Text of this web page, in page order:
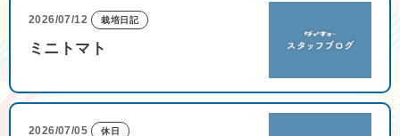
2026/07/12 栽培日記
ミニトマト
2026/07/05 休日